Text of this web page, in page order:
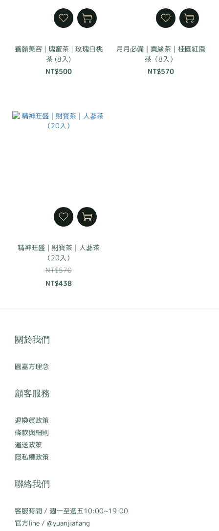
養顏美容 | 瑰蜜茶 | 玫瑰白桃
茶 (8入)
NT$500
月月必備｜貴緣茶｜桂圓紅棗
茶（8入）
NT$570
精神旺盛｜財寶茶｜人蔘茶
（20入）
NT$570
NT$438
關於我們
圓嘉方理念
顧客服務
退換貨政策
條款與細則
運送政策
隱私權政策
聯絡我們
客服時間 / 週一至週五10:00~19:00
官方line / @yuanjiafang